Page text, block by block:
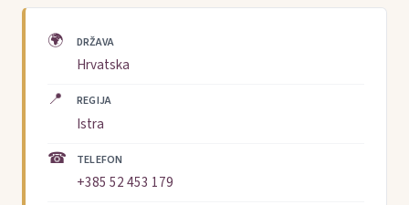
🌍 DRŽAVA
Hrvatska
📍 REGIJA
Istra
☎ TELEFON
+385 52 453 179